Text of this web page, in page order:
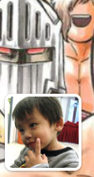
好康優惠
最新消息
最新留言
商家合作